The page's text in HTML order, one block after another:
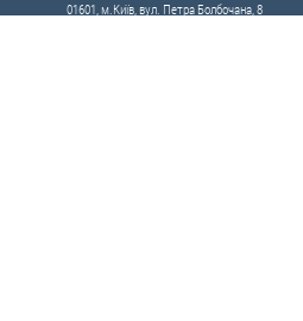
01601, м.Київ, вул. Петра Болбочана, 8